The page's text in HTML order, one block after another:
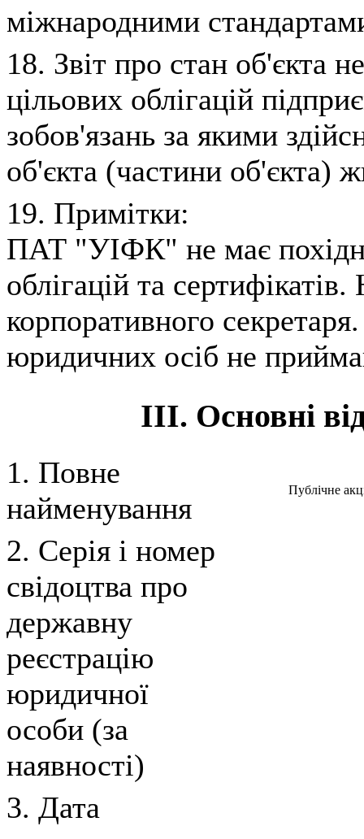
міжнародними
18. Звіт про стан об'єкта
цільових облігацій
зобов'язань за якими
об'єкта (частини об'єкта)
19. Примітки:
ПАТ "УIФК" не має
облiгацiй та
корпоративного
юридичних осiб не
III. Основні
1. Повне
найменування
Публiчне
2. Серія і номер
свідоцтва про
державну
реєстрацію
юридичної
особи (за
наявності)
3. Дата